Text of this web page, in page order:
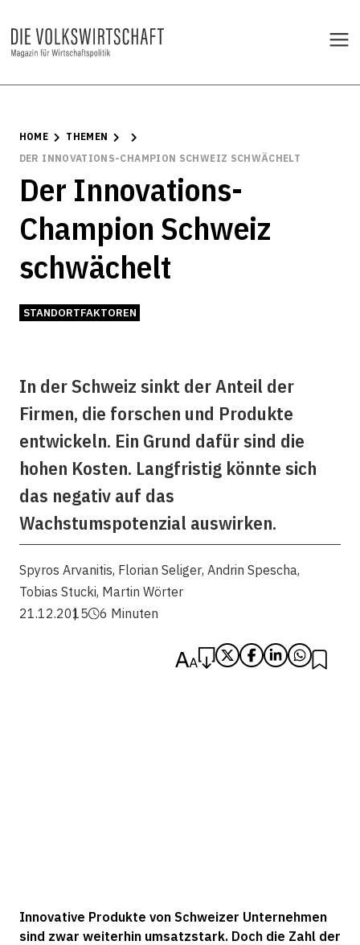
HOME
THEMEN
DER INNOVATIONS-CHAMPION SCHWEIZ SCHWÄCHELT
Der Innovations-
Champion Schweiz
schwächelt
STANDORTFAKTOREN
In der Schweiz sinkt der Anteil der
Firmen, die forschen und Produkte
entwickeln. Ein Grund dafür sind die
hohen Kosten. Langfristig könnte sich
das negativ auf das
Wachstumspotenzial auswirken.
Spyros Arvanitis, Florian Seliger, Andrin Spescha,
Tobias Stucki, Martin Wörter
21.12.2015
6 Minuten
Innovative Produkte von Schweizer Unternehmen
sind zwar weiterhin umsatzstark. Doch die Zahl der